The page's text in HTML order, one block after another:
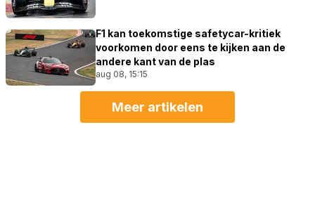
F1 kan toekomstige safetycar-kritiek
voorkomen door eens te kijken aan de
andere kant van de plas
aug 08, 15:15
Meer artikelen